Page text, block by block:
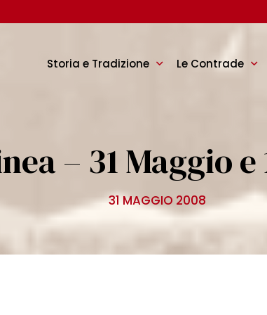
Storia e Tradizione Le Contrade
– 31 Maggio e
31 MAGGIO 2008